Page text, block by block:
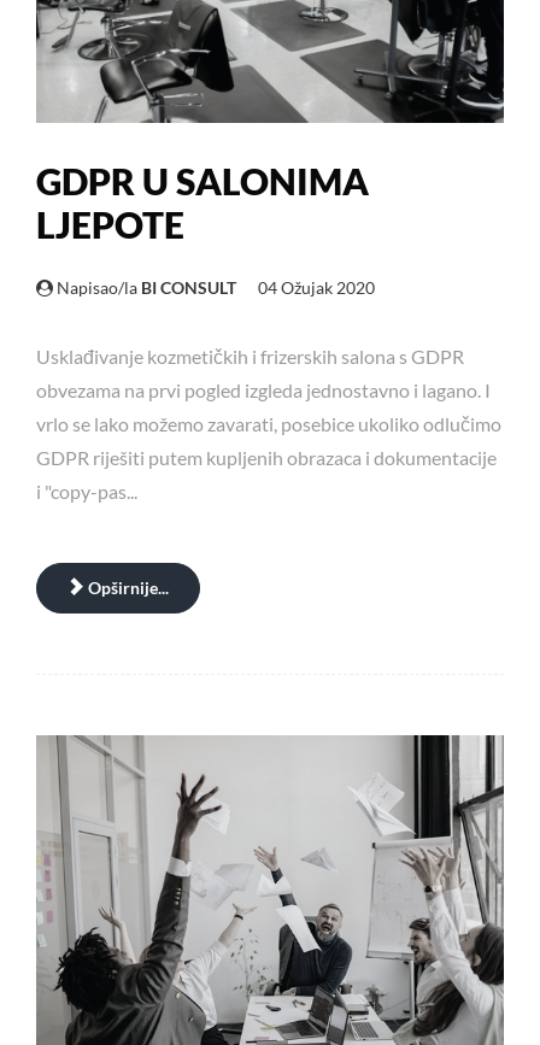
GDPR U SALONIMA
LJEPOTE
Napisao/la BI CONSULT 04 Ožujak 2020
Usklađivanje kozmetičkih i frizerskih salona s GDPR
obvezama na prvi pogled izgleda jednostavno i lagano. I
vrlo se lako možemo zavarati, posebice ukoliko odlučimo
GDPR riješiti putem kupljenih obrazaca i dokumentacije
i "copy-pas...
Opširnije...